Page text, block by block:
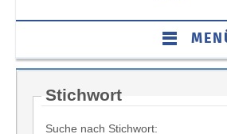
Stichwort
Suche nach Stichwort: